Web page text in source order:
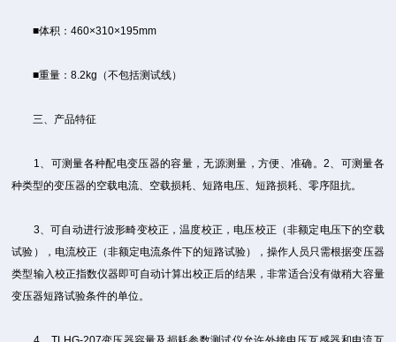
■体积：460×310×195mm
■重量：8.2kg（不包括测试线）
三、产品特征
1、可测量各种配电变压器的容量，无源测量，方便、准确。2、可测量各
种类型的变压器的空载电流、空载损耗、短路电压、短路损耗、零序阻抗。
3、可自动进行波形畸变校正，温度校正，电压校正（非额定电压下的空载
试验），电流校正（非额定电流条件下的短路试验），操作人员只需根据变压器
类型输入校正指数仪器即可自动计算出校正后的结果，非常适合没有做稍大容量
变压器短路试验条件的单位。